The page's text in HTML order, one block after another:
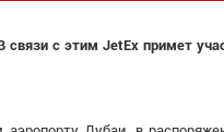
связи с этимJetEx примет